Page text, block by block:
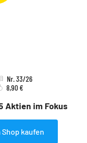
Aktien im Fokus
Nr. 33/26
8,90 €
Shop kaufen